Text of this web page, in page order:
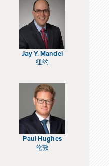
Jay Y. Mandel
纽约
Paul Hughes
伦敦